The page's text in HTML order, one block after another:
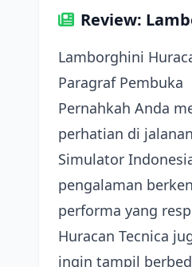
Review:
Lamborghini
Paragraf Pembuka
Pernahkah Anda
perhatian di
Simulator
pengalaman
performa yang
Huracan Tecnica
ingin tampil